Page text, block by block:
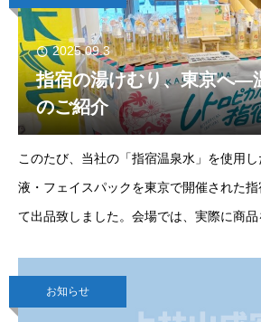
2025.09.3
指宿の湯けむり、東京へ―
のご紹介
このたび、当社の「指宿温泉水」を使用
液・フェイスパックを東京で開催された
て出品致しました。会場では、実際に商品
お知らせ